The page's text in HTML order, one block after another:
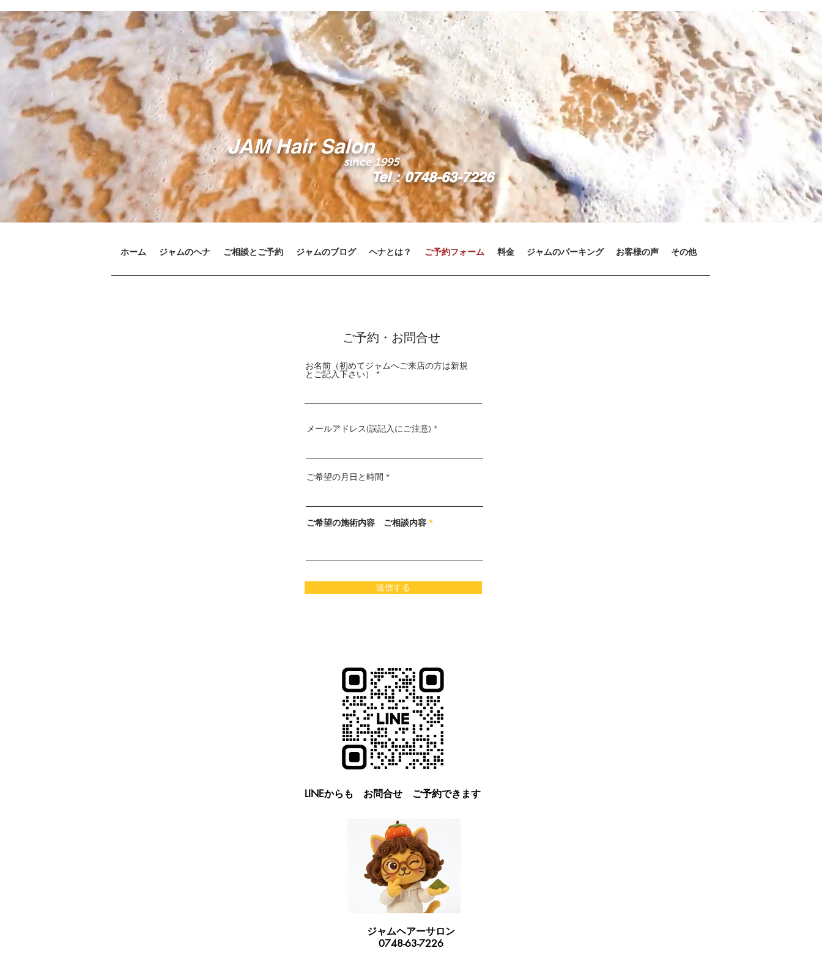
JAM Hair Salon
Tel：0748-63-7226
since 1995
ホーム ジャムのヘナ ご相談とご予約 ジャムのブログ ヘナとは？ ご予約フォーム 料金 ジャムのパーキング お客様の声 その他
ご予約・お問合せ
お名前（初めてジャムへご来店の方は新規
とご記入下さい）
メールアドレス(誤記入にご注意)
ご希望の月日と時間
ご希望の施術内容 ご相談内容
送信する
LINEからも お問合せ ご予約できます
ジャムヘアーサロン
​0748-63-7226